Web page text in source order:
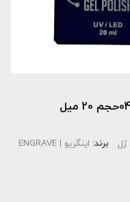
ژل برند: اینگریو | ENGRAVE